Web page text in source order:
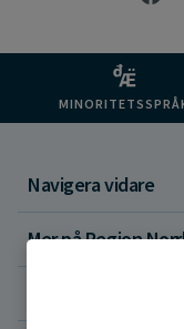
Navigera vidare
Mer på Region